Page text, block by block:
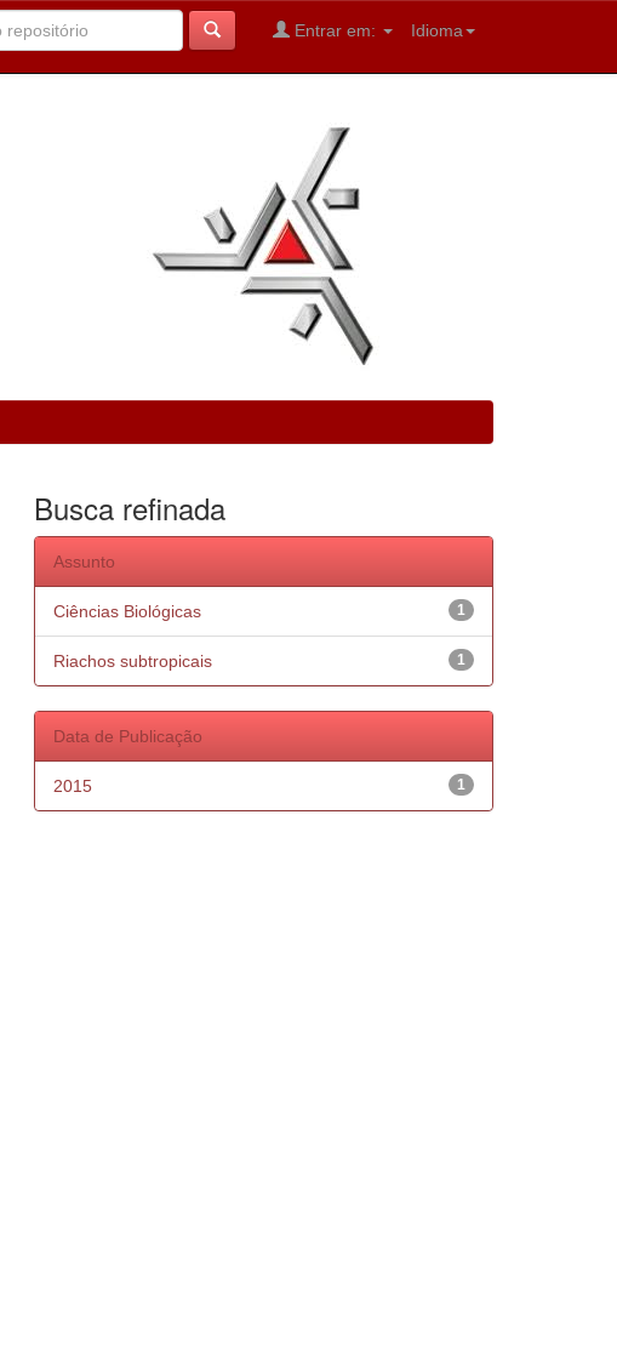
Idioma
Entrar em:
Busca refinada
Assunto
1
Ciências Biológicas
1
Riachos subtropicais
Data de Publicação
1
2015